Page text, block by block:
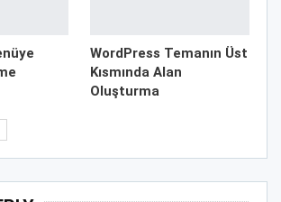
WordPress Temanın Üst
Kısmında Alan
Oluşturma